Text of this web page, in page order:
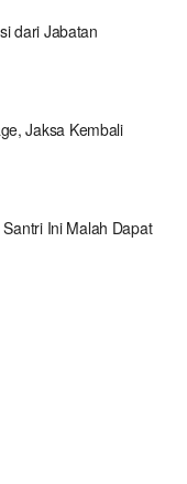
dari Jabatan
Jaksa Kembali
Ini Malah Dapat